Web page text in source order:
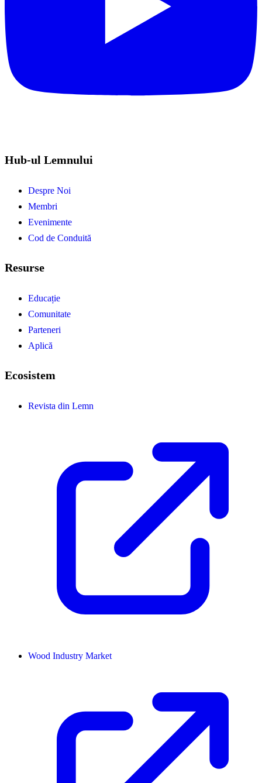
Hub-ul Lemnului
Despre Noi
Membri
Evenimente
Cod de Conduită
Resurse
Educație
Comunitate
Parteneri
Aplică
Ecosistem
Revista din Lemn
Wood Industry Market